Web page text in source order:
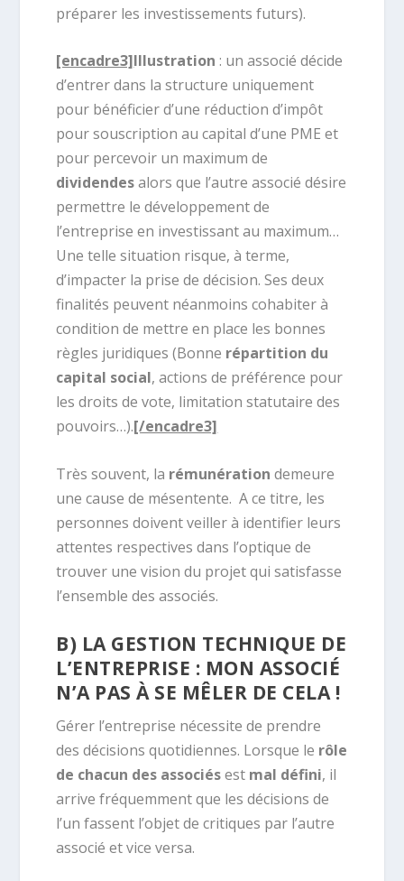
préparer les investissements futurs).
[encadre3]Illustration : un associé décide
d’entrer dans la structure uniquement
pour bénéficier d’une réduction d’impôt
pour souscription au capital d’une PME et
pour percevoir un maximum de
dividendesalors que l’autre associé désire
permettre le développement de
l’entreprise en investissant au maximum…
Une telle situation risque, à terme,
d’impacter la prise de décision. Ses deux
finalités peuvent néanmoins cohabiter à
condition de mettre en place les bonnes
règles juridiques (Bonne répartition du
capital social, actions de préférence pour
les droits de vote, limitation statutaire des
pouvoirs…).[/encadre3]
Très souvent, la rémunération demeure
une cause de mésentente. A ce titre, les
personnes doivent veiller à identifier leurs
attentes respectives dans l’optique de
trouver une vision du projet qui satisfasse
l’ensemble des associés.
B) LA GESTION TECHNIQUE DE
L’ENTREPRISE : MON ASSOCIÉ
N’A PAS À SE MÊLER DE CELA !
Gérer l’entreprise nécessite de prendre
des décisions quotidiennes. Lorsque le rôle
de chacun des associésest mal défini, il
arrive fréquemment que les décisions de
l’un fassent l’objet de critiques par l’autre
associé et vice versa.